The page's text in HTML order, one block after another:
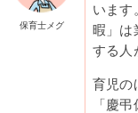
保育士メグ
います
暇」は
する人
育児の
「慶